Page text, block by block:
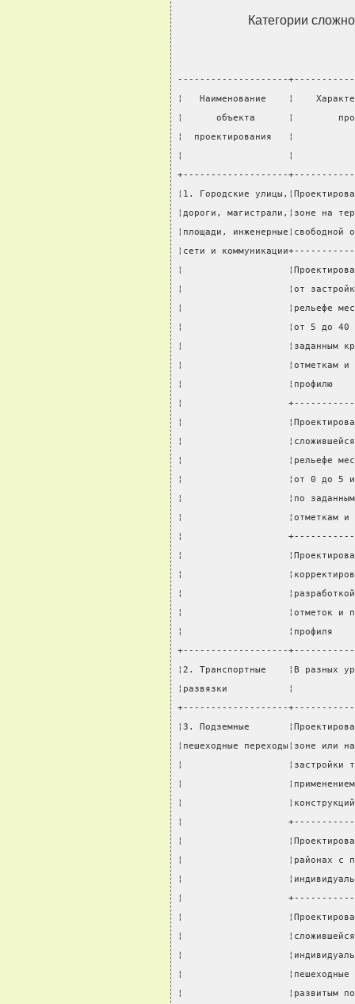
Категории
--------------------
¦   Наименование    ¦
¦      объекта      ¦
¦  проектирования   ¦
¦                   ¦
+-------------------
¦1. Городские
¦дороги, магистрали,¦зоне
¦площади,
¦сети и
¦
¦                   ¦от
¦                   ¦рельефе
¦                   ¦от 5 до 40
¦                   ¦заданным
¦                   ¦отметкам
¦
¦
¦
¦
¦                   ¦рельефе
¦                   ¦от 0 до 5 и
¦                   ¦по
¦                   ¦отметкам и
¦
¦
¦
¦
¦                   ¦отметок и
¦
+-------------------
¦2. Транспортные    ¦В
¦развязки           ¦
+-------------------
¦3. Подземные
¦пешеходные переходы¦зоне
¦                   ¦застройки
¦
¦
¦
¦
¦                   ¦районах с
¦
¦
¦
¦
¦
¦
¦                   ¦развитым